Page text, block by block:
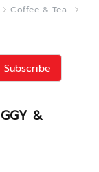
Coffee & Tea
&
Subscribe